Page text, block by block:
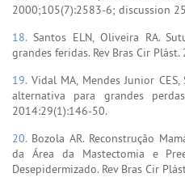
2000;105(7):2583-6; discussion
18. Santos ELN, Oliveira RA.
grandes feridas. Rev Bras Cir
19. Vidal MA, Mendes Junior
alternativa para grandes
2014:29(1):146-50.
20. Bozola AR. Reconstrução
da Área da Mastectomia e
Desepidermizado. Rev Bras Cir